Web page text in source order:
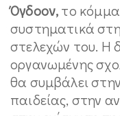
Όγδοον,το κόμμα
συστηματικά
στελεχών του. Η
οργανωμένης
θα συμβάλει
παιδείας, στην